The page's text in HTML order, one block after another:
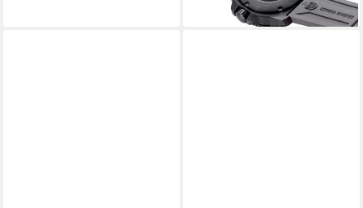
lieferbar - in 2-3 Werktagen bei dir